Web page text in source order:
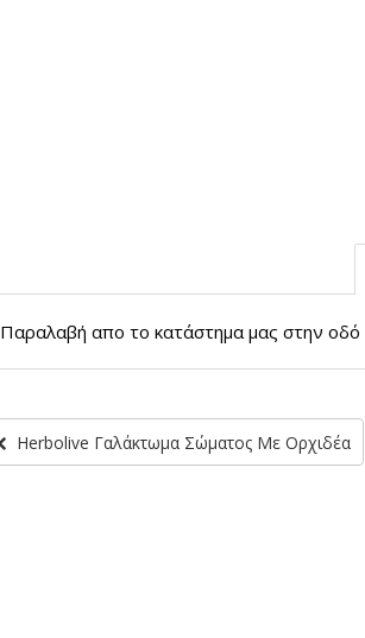
Παραλαβή απο το κατάστημα μας στην οδό
Herbolive Γαλάκτωμα Σώματος Με Ορχιδέα